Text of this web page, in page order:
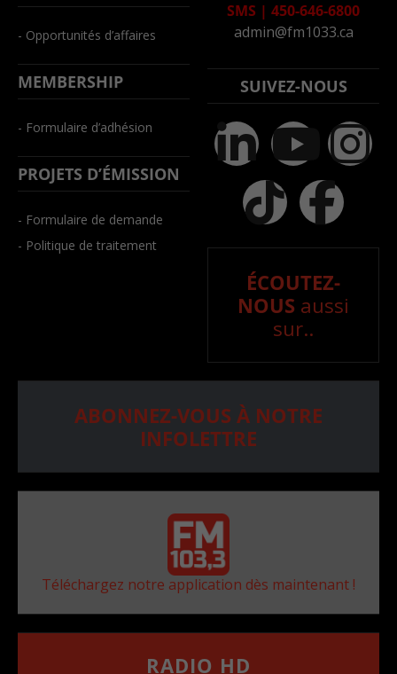
- Opportunités d’affaires
MEMBERSHIP
- Formulaire d’adhésion
PROJETS D’ÉMISSION
- Formulaire de demande
- Politique de traitement
SMS | 450-646-6800
admin@fm1033.ca
SUIVEZ-NOUS
ÉCOUTEZ-
NOUS aussi
sur..
ABONNEZ-VOUS À NOTRE
INFOLETTRE
Téléchargez notre application dès maintenant !
RADIO HD